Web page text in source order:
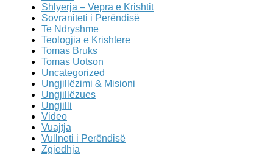
Shlyerja – Vepra e Krishtit
Sovraniteti i Perëndisë
Te Ndryshme
Teologjia e Krishtere
Tomas Bruks
Tomas Uotson
Uncategorized
Ungjillëzimi & Misioni
Ungjillëzues
Ungjilli
Video
Vuajtja
Vullneti i Perëndisë
Zgjedhja